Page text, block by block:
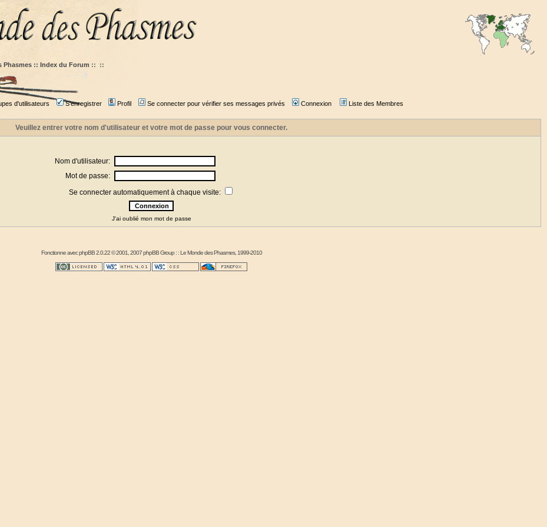
Phasmes :: Index du Forum :: ::
d'utilisateurs S'enregistrer Profil Se connecter pour vérifier ses messages privés Connexion Liste des Membres
Veuillez entrer votre nom d'utilisateur et votre mot de passe pour vous connecter.
Nom d'utilisateur:
Mot de passe:
Se connecter automatiquement à chaque visite:
J'ai oublié mon mot de passe
Fonctionne avecphpBB2.0.22 © 2001, 2007 phpBB Group : :Le Monde des Phasmes, 1999-2010